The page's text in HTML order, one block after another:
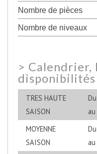
Nombre de pièces
Nombre de niveaux
> Calendrier,
TRES HAUTE
SAISON
MOYENNE
SAISON